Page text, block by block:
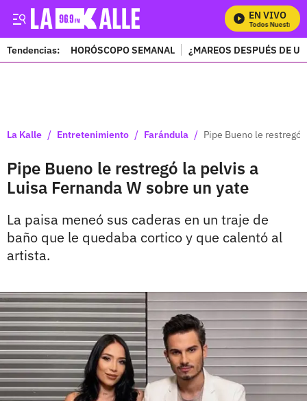
EN VIVO
Mira Todos Nuestros
Tendencias: HORÓSCOPO SEMANAL ¿MAREOS DESPUÉS DE
La Kalle / Entretenimiento / Farándula / Pipe Bueno le restregó
Pipe Bueno le restregó la pelvis a
Luisa Fernanda W sobre un yate
La paisa meneó sus caderas en un traje de
baño que le quedaba cortico y que calentó al
artista.